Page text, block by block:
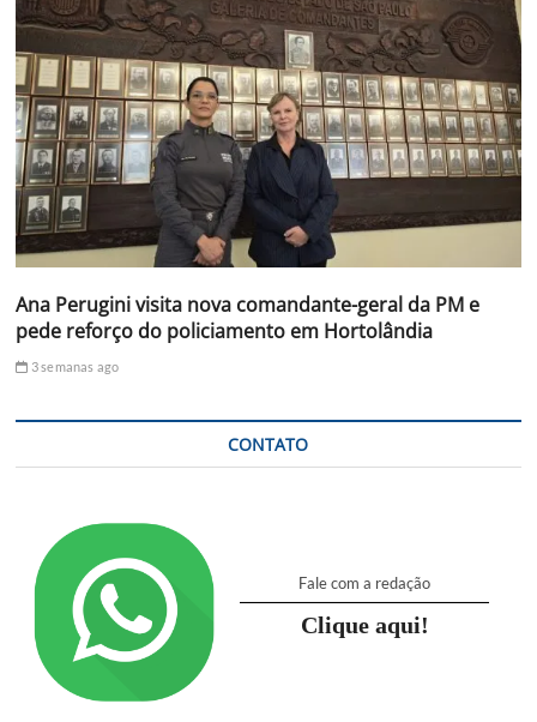
Ana Perugini visita nova comandante-geral da PM e
pede reforço do policiamento em Hortolândia
3 semanas ago
CONTATO
Fale com a redação
Clique aqui!